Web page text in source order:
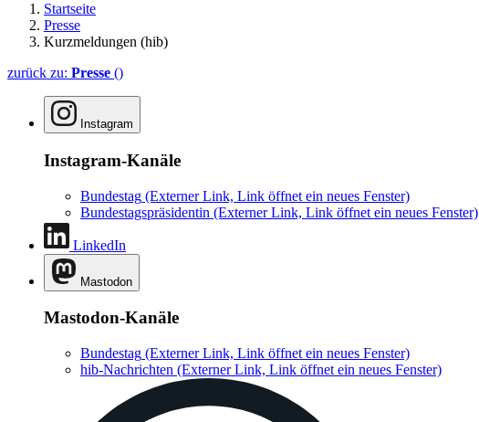
Startseite
Presse
Kurzmeldungen (hib)
zurück zu: Presse ()
Instagram
Instagram-Kanäle
Bundestag (Externer Link, Link öffnet ein neues Fenster)
Bundestagspräsidentin (Externer Link, Link öffnet ein neues Fenster)
LinkedIn
Mastodon
Mastodon-Kanäle
Bundestag (Externer Link, Link öffnet ein neues Fenster)
hib-Nachrichten (Externer Link, Link öffnet ein neues Fenster)